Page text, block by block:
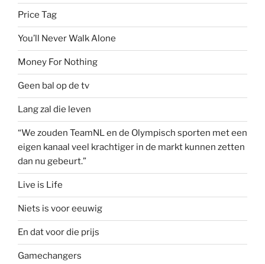
Price Tag
You’ll Never Walk Alone
Money For Nothing
Geen bal op de tv
Lang zal die leven
“We zouden TeamNL en de Olympisch sporten met een
eigen kanaal veel krachtiger in de markt kunnen zetten
dan nu gebeurt.”
Live is Life
Niets is voor eeuwig
En dat voor die prijs
Gamechangers